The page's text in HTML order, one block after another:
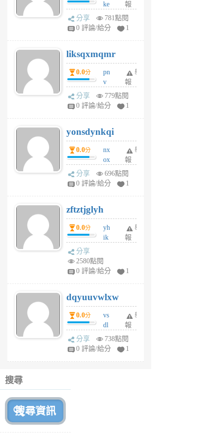
前
ke
rv
pj
6
個
月
前
報
分享
781點閱
0 評論/給分
1
liksqxmqmr
0.0分
pn
v
wt
sv
6
個
月
前
舉
報
分享
779點閱
0 評論/給分
1
yonsdynkqi
0.0分
nx
ox
rh
pe
月
前
舉
報
分享
696點閱
0 評論/給分
1
zftztjglyh
0.0分
yh
ik
tu
6
個
月
前
舉
報
分享
2580點閱
0 評論/給分
1
dqyuuvwlxw
0.0分
vs
dl
sq
fy
舉
報
分享
738點閱
0 評論/給分
1
搜尋